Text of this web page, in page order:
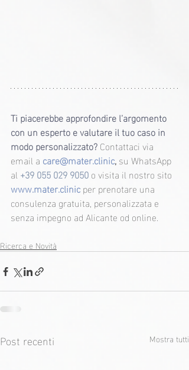
Ti piacerebbe approfondire l’argomento
con un esperto e valutare il tuo caso in
modo personalizzato? Contattaci via
email a care@mater.clinic, su WhatsApp
al +39 055 029 9050 o visita il nostro sito
www.mater.clinic per prenotare una
consulenza gratuita, personalizzata e
senza impegno ad Alicante od online.
Ricerca e Novità
Post recenti Mostra tutti